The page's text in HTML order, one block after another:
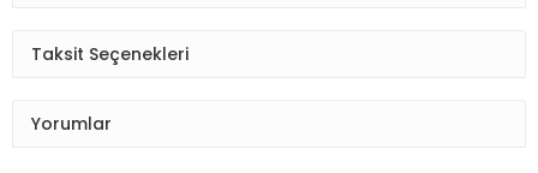
Taksit Seçenekleri
Yorumlar